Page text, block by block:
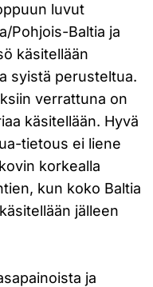
luvut
Pohjois-Baltia ja
käsitellään
syistä perusteltua.
verrattuna on
käsitellään. Hyvä
tietous ei liene
korkealla
kun koko Baltia
jälleen
ja